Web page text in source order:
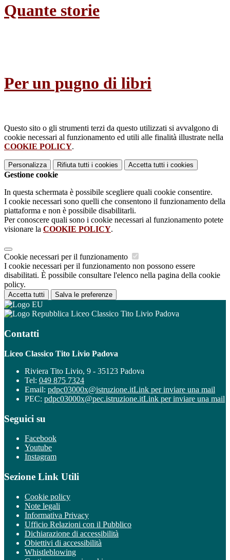
Quante storie
Per un pugno di libri
Questo sito o gli strumenti terzi da questo utilizzati si avvalgono di
cookie necessari al funzionamento ed utili alle finalità illustrate nella
COOKIE POLICY.
Personalizza Rifiuta tutti i cookies Accetta tutti i cookies
Gestione cookie
In questa schermata è possibile scegliere quali cookie consentire.
I cookie necessari sono quelli che consentono il funzionamento della
piattaforma e non è possibile disabilitarli.
Per conoscere quali sono i cookie necessari al funzionamento potete
visionare la COOKIE POLICY.
Cookie necessari per il funzionamento
I cookie necessari per il funzionamento non possono essere
disabilitati. È possibile consultare l'elenco nella pagina della cookie
policy.
Accetta tutti Salva le preferenze
Liceo Classico Tito Livio Padova
Contatti
Liceo Classico Tito Livio Padova
Riviera Tito Livio, 9 - 35123 Padova
Tel: 049 875 7324
Email: pdpc03000x@istruzione.itLink per inviare una mail
PEC: pdpc03000x@pec.istruzione.itLink per inviare una mail
Seguici su
Facebook
Youtube
Instagram
Sezione Link Utili
Cookie policy
Note legali
Informativa Privacy
Ufficio Relazioni con il Pubblico
Dichiarazione di accessibilità
Obiettivi di accessibilità
Whistleblowing